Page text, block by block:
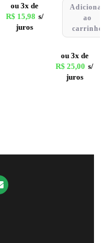
ou 3x de
R$ 15,98 s/
juros
Adicionar
ao
carrinho
ou 3x de
R$ 25,00 s/
juros